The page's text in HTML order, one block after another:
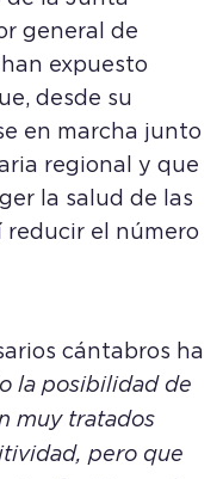
general de
expuesto
desde su
en marcha junto
regional y que
la salud de las
reducir el número
cántabros ha
la posibilidad de
muy tratados
pero que